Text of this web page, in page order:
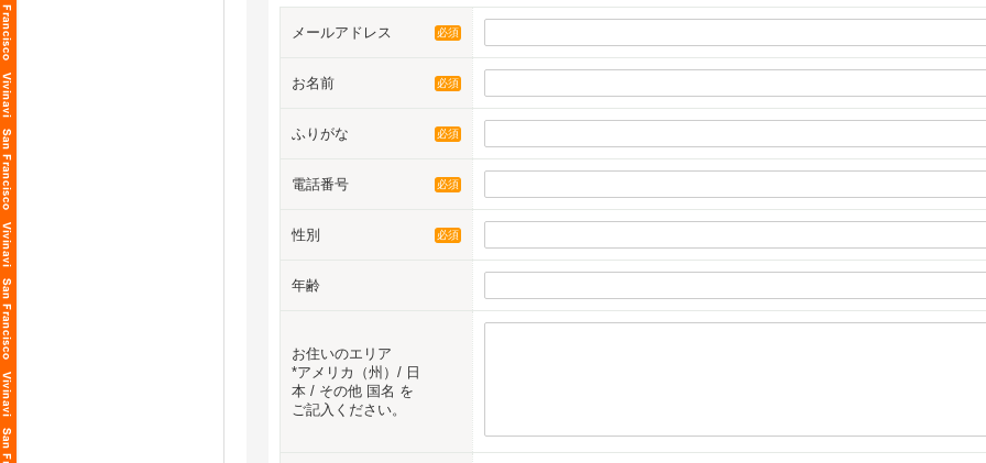
【スピードデート形式について】
「初めての方と何を話せばいいかわからない…」という方もご安心ください。
• 全員の異性と1対1で必ず会話できる
• 短時間ごとに席を移動しながら交流
• 適度な時間で自然なフィーリングを確認
「自分から話しかけるのが苦手」
「特定の人としか話せない」
といった不安を感じやすい方にも、安心してご参加いただけます。
リラックスした雰囲気の中で、自然に会話をお楽しみいただけす。
【遠方からご参加の皆さまへ】
ロサンゼルスへのご参加をご検討の方へ、特別な宿泊プランをご用意しております。
治安の良いエリアにある会場ホテルを、特別割引にてご利用いただけます。
「初めてのロサンゼルスで不安…」という方も安心してご参加いただけます。
この機会に、旅行を兼ねて新しい一歩を踏み出してみませんか？✨
※宿泊プランの詳細は、ご希望の方へ個別にご案内いたします。
皆様のご参加お待ちしております！
※より良い出会いの機会をご提供するため、当日の参加人数や男女比に応じて、進行内容を
います。あらかじめご了承ください。
お早めのお申し込みがお得です✨
• ✅ Early Bird：$125（6月30日まで）
• ✅ Standard：$150（7月1日〜7月31日）
• ✅ Late：$175（8月1日以降）
【ドレスコード】
男性：ビジネスカジュアル
女性：サマードレスなどの女性らしいデートスタイルがお勧めです
※Tシャツやジーンズはご遠慮ください。
【スピードデート形式について】
「初めての方と何を話せばいいかわからない…」という方もご安心ください。
• 全員の異性と1対1で必ず会話できる
• 短時間ごとに席を移動しながら交流
• 適度な時間で自然なフィーリングを確認
特に、
「自分から話しかけるのが苦手」
「特定の人としか話せない」
といった不安を感じやすい方にも、安心してご参加いただけます。
リラックスした雰囲気の中で、自然に会話をお楽しみいただけす。
メールアドレス 必須
お名前 必須
ふりがな 必須
電話番号 必須
性別 必須
年齢
お住いのエリア
*アメリカ（州）/ 日
本 / その他 国名 を
ご記入ください。